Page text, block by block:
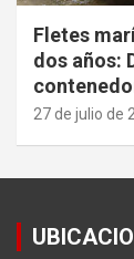
Fletes
dos años:
27 de julio de